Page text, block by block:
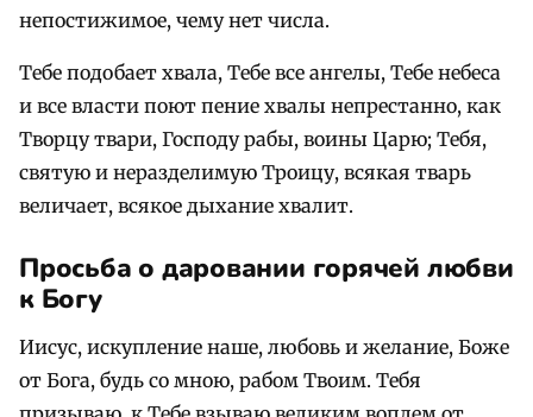
непостижимое, чему нет числа.
Тебе подобает хвала, Тебе все ангелы, Тебе небеса
и все власти поют пение хвалы непрестанно, как
Творцу твари, Господу рабы, воины Царю; Тебя,
святую и неразделимую Троицу, всякая тварь
величает, всякое дыхание хвалит.
Просьба о даровании горячей любви
к Богу
Иисус, искупление наше, любовь и желание, Боже
от Бога, будь со мною, рабом Твоим. Тебя